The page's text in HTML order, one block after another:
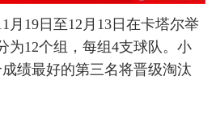
月19日至12月13日在卡塔尔举
为12个组，每组4支球队。小
绩最好的第三名将晋级淘汰